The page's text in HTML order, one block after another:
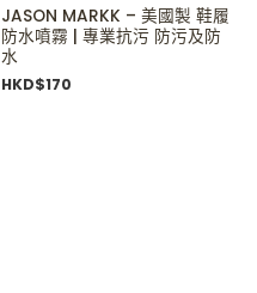
JASON MARKK – 美國製 鞋履
防水噴霧 | 專業抗污 防污及防
水
HKD$170